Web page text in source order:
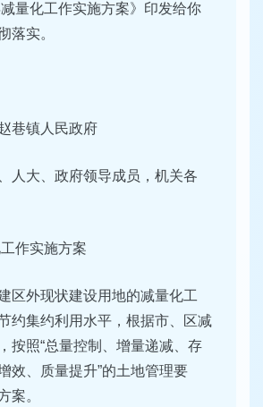
量化工作实施方案》印发给你
落实。
巷镇人民政府
人大、政府领导成员，机关各
作实施方案
区外现状建设用地的减量化工
约集约利用水平，根据市、区减
按照“总量控制、增量递减、存
效、质量提升”的土地管理要
案。